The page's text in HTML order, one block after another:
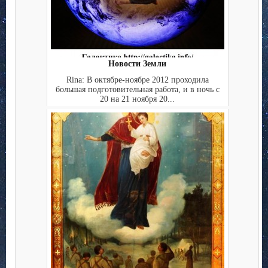
Новости Земли
Rina: В октябре-ноябре 2012 проходила
большая подготовительная работа, и в ночь с
20 на 21 ноября 20...